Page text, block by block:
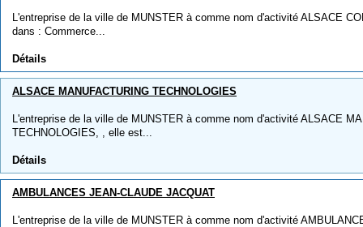
L'entreprise de la ville de MUNSTER à comme nom d'activité ALSACE
dans : Commerce...
Détails
ALSACE MANUFACTURING TECHNOLOGIES
L'entreprise de la ville de MUNSTER à comme nom d'activité ALSACE
TECHNOLOGIES, , elle est...
Détails
AMBULANCES JEAN-CLAUDE JACQUAT
L'entreprise de la ville de MUNSTER à comme nom d'activité